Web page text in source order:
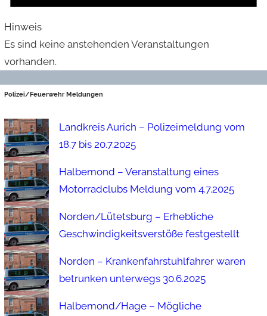
Hinweis
Es sind keine anstehenden Veranstaltungen
vorhanden.
Polizei/Feuerwehr Meldungen
Landkreis Aurich – Polizeimeldung vom
18.7 bis 20.7.2025
Halbemond – Veranstaltung eines
Motorradclubs Meldung vom 4.7.2025
Norden/Lütetsburg – Erhebliche
Geschwindigkeitsverstöße festgestellt
Norden – Krankenfahrstuhlfahrer waren
betrunken unterwegs 30.6.2025
Halbemond/Hage – Mögliche